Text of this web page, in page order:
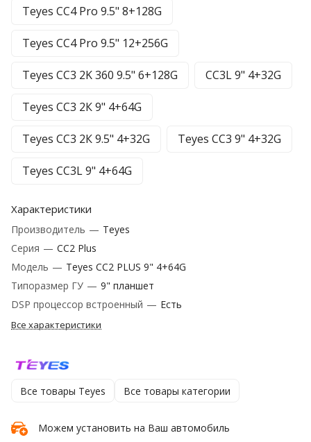
Teyes CC4 Pro 9.5" 8+128G
Teyes CC4 Pro 9.5" 12+256G
Teyes CC3 2K 360 9.5" 6+128G CC3L 9" 4+32G
Teyes CC3 2К 9" 4+64G
Teyes CC3 2К 9.5" 4+32G Teyes CC3 9" 4+32G
Teyes CC3L 9" 4+64G
Характеристики
Производитель — Teyes
Серия — CC2 Plus
Модель — Teyes CC2 PLUS 9" 4+64G
Типоразмер ГУ — 9" планшет
DSP процессор встроенный — Есть
Все характеристики
Все товары Teyes Все товары категории
Можем установить на Ваш автомобиль